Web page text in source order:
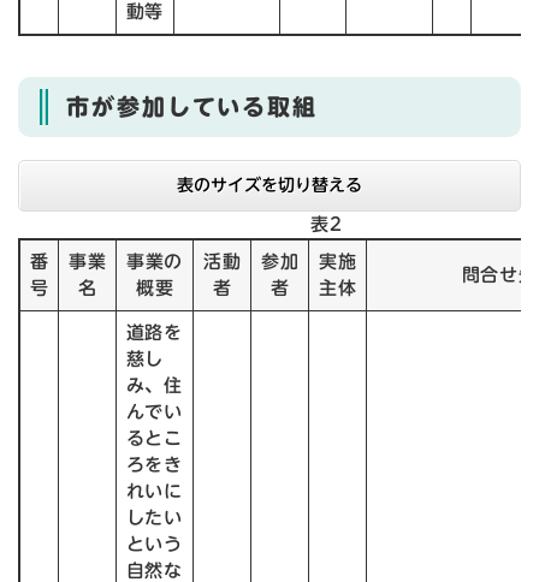
動等
市が参加している取組
表のサイズを切り替える
表2
番
号
事業
名
事業の
概要
活動
者
参加
者
実施
主体
問合せ先
道路を
慈し
み、住
んでい
るとこ
ろをき
れいに
したい
という
自然な